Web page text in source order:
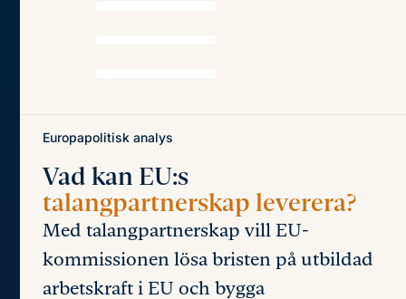
Europapolitisk analys
Vad kan EU:s
talangpartnerskap leverera?
Med talangpartnerskap vill EU-
kommissionen lösa bristen på utbildad
arbetskraft i EU och bygga